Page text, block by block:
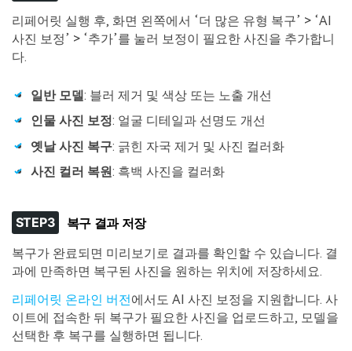
리페어릿 실행 후, 화면 왼쪽에서 ‘더 많은 유형 복구’ > ‘AI
사진 보정’ > ‘추가’를 눌러 보정이 필요한 사진을 추가합니
다.
일반 모델: 블러 제거 및 색상 또는 노출 개선
인물 사진 보정: 얼굴 디테일과 선명도 개선
옛날 사진 복구: 긁힌 자국 제거 및 사진 컬러화
사진 컬러 복원: 흑백 사진을 컬러화
STEP3 복구 결과 저장
복구가 완료되면 미리보기로 결과를 확인할 수 있습니다. 결
과에 만족하면 복구된 사진을 원하는 위치에 저장하세요.
리페어릿 온라인 버전에서도 AI 사진 보정을 지원합니다. 사
이트에 접속한 뒤 복구가 필요한 사진을 업로드하고, 모델을
선택한 후 복구를 실행하면 됩니다.